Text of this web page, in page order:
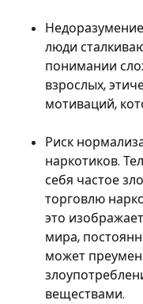
люди
понимании
взрослых,
мотиваций,
Риск
наркотиков.
себя частое
торговлю
это
мира,
может
веществами.